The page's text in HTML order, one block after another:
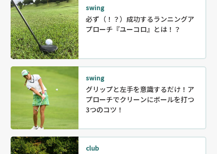
swing
必ず（！？）成功するランニングア
プローチ『ユーコロ』とは！？
swing
グリップと左手を意識するだけ！ア
プローチでクリーンにボールを打つ
3つのコツ！
club